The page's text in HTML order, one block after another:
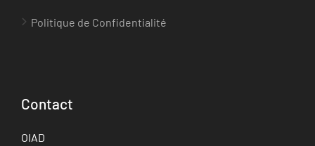
Politique de Confidentialité
Contact
OIAD